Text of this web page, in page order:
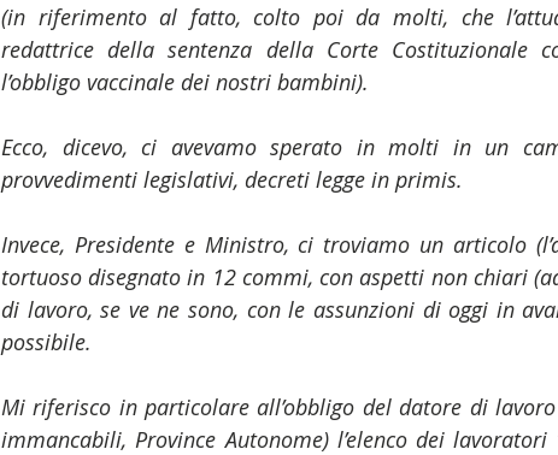
(in riferimento al fatto, colto poi da molti, che
redattrice della sentenza della Corte Costituzionale
l’obbligo vaccinale dei nostri bambini).
Ecco, dicevo, ci avevamo sperato in molti in un
provvedimenti legislativi, decreti legge in primis.
Invece, Presidente e Ministro, ci troviamo un articolo
tortuoso disegnato in 12 commi, con aspetti non chiari
di lavoro, se ve ne sono, con le assunzioni di oggi in
possibile.
Mi riferisco in particolare all’obbligo del datore di
immancabili, Province Autonome) l’elenco dei